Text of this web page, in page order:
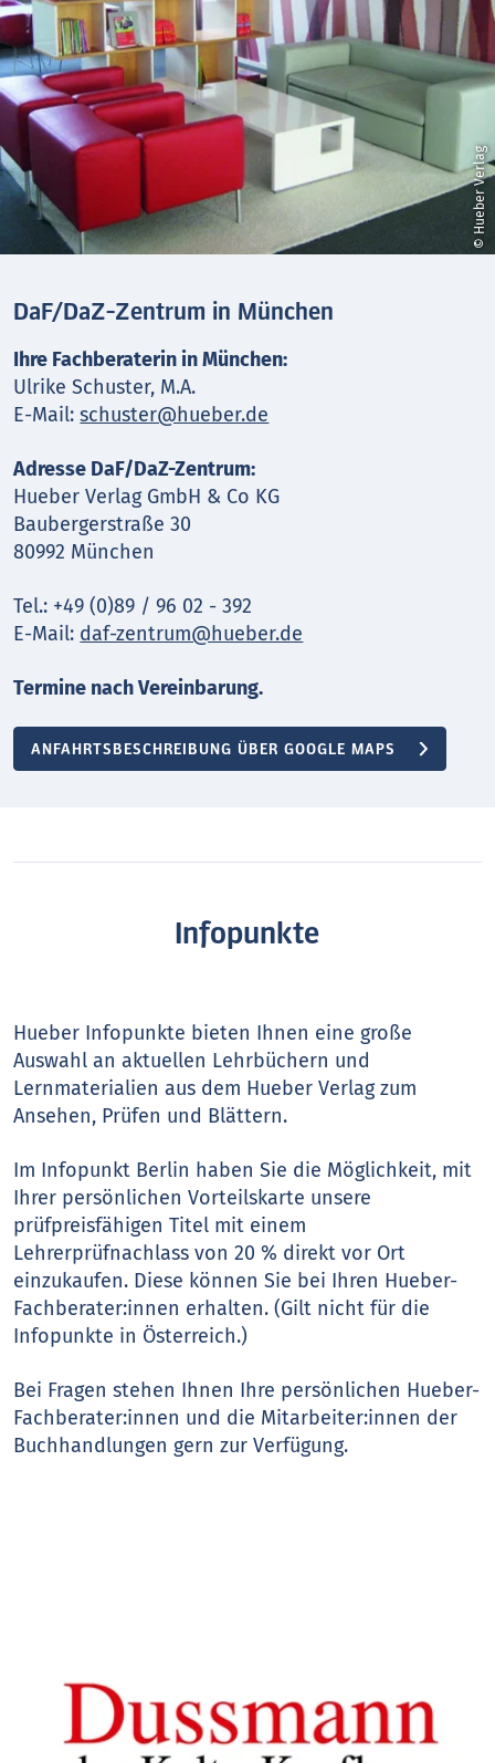
© Hueber Verlag
DaF/DaZ-Zentrum in München
Ihre Fachberaterin in München:
Ulrike Schuster, M.A.
E-Mail:schuster@hueber.de
Adresse DaF/DaZ-Zentrum:
Hueber Verlag GmbH & Co KG
Baubergerstraße 30
80992 München
Tel.: +49 (0)89 / 96 02 - 392
E-Mail: daf-zentrum@hueber.de
Termine nach Vereinbarung.
ANFAHRTSBESCHREIBUNG ÜBER GOOGLE MAPS
Infopunkte
Hueber Infopunkte bieten Ihnen eine große
Auswahl an aktuellen Lehrbüchern und
Lernmaterialien aus dem Hueber Verlag zum
Ansehen, Prüfen und Blättern.
Im Infopunkt Berlin haben Sie die Möglichkeit, mit
Ihrer persönlichen Vorteilskarte unsere
prüfpreisfähigen Titel mit einem
Lehrerprüfnachlass von 20 % direkt vor Ort
einzukaufen. Diese können Sie bei Ihren Hueber-
Fachberater:innen erhalten. (Gilt nicht für die
Infopunkte in Österreich.)
Bei Fragen stehen Ihnen Ihre persönlichen Hueber-
Fachberater:innen und die Mitarbeiter:innen der
Buchhandlungen gern zur Verfügung.